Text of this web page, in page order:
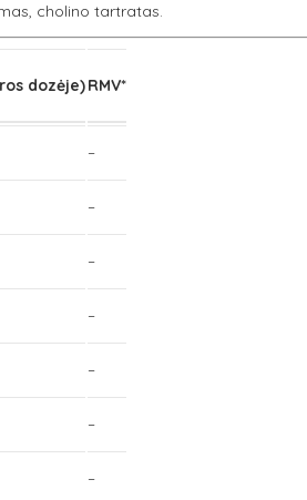
cholino tartratas.
dozėje)RMV*
–
–
–
–
–
–
–